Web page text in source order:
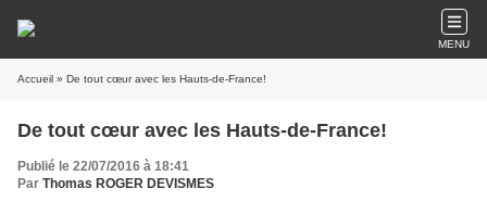
MENU
Accueil » De tout cœur avec les Hauts-de-France!
De tout cœur avec les Hauts-de-France!
Publié le 22/07/2016 à 18:41
Par Thomas ROGER DEVISMES